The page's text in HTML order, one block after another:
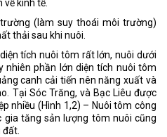
về kinh tế.
(làm suy thoái môi trường)
thải sau khi nuôi.
tích nuôi tôm rất lớn, nuôi dưới
nhiên phần lớn diện tích nuôi tôm
canh cải tiến nên năng xuất và
Tại Sóc Trăng, và Bạc Liêu được
nhiều (Hình 1,2) – Nuôi tôm công
gia tăng sản lượng tôm nuôi cũng